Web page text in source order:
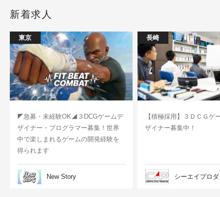
新着求人
東京
◤急募・未経験OK◢３DCGゲームデ
ザイナー・プログラマー募集！世界
中で楽しまれるゲームの開発経験を
得られます
New Story
長崎
【積極採用】３ＤＣＧゲ
ザイナー募集中！
シーエイプロ